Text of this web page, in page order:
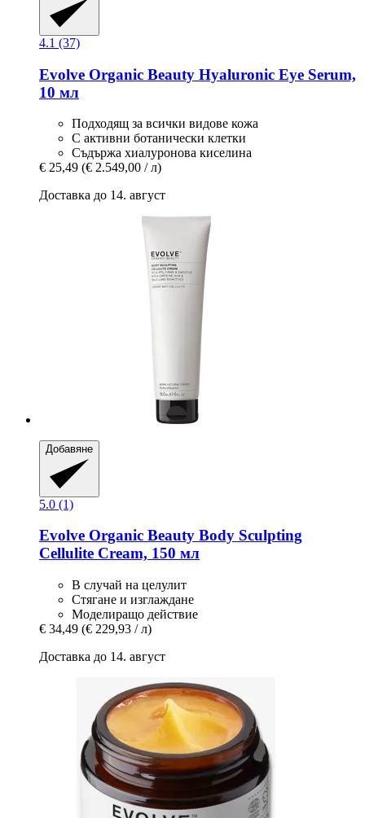
4.1 (37)
Evolve Organic Beauty Hyaluronic Eye Serum,
10 мл
Подходящ за всички видове кожа
С активни ботанически клетки
Съдържа хиалуронова киселина
€ 25,49 (€ 2.549,00 / л)
Доставка до 14. август
Добавяне
5.0 (1)
Evolve Organic Beauty Body Sculpting
Cellulite Cream, 150 мл
В случай на целулит
Стягане и изглаждане
Моделиращо действие
€ 34,49 (€ 229,93 / л)
Доставка до 14. август